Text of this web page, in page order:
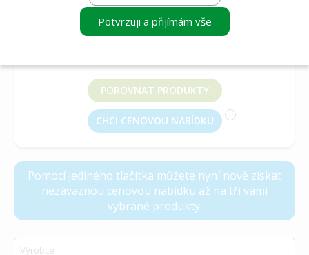
k porovnání
vyberte produkt
k porovnání
k porovnání
POROVNAT PRODUKTY
CHCI CENOVOU NABÍDKU i
Pomocí jediného tlačítka můžete nyní nově získat
nezávaznou cenovou nabídku až na tři vámi
vybrané produkty.
Potvrzuji a přijímám vše